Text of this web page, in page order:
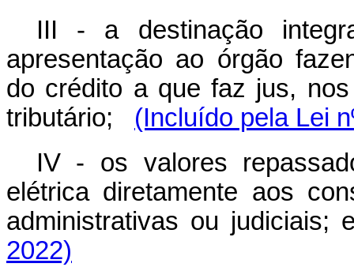
III - a destinação
apresentação ao órgão
do crédito a que faz jus,
tributário;
(Incluído pela Lei
IV - os valores
elétrica diretamente aos
administrativas ou judiciais;
2022)